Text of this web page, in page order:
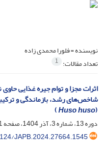
نویسنده =فلورا محمدی زاده
تعداد مقالات: 1
اثرات مجزا و توام جیره غذایی
شاخص‌های رشد، بازماندگی و
(
Huso huso
)
دوره 13، شماره 3، آذر 1404، صفحه
JAPB.2024.27664.1545